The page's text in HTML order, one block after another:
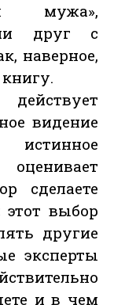
мужа»,
друг с
наверное,
видение
истинное
сделаете
выбор
другие
эксперты
и в чем